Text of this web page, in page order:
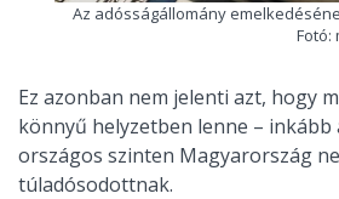
Az adósságállomány
Fotó:
Ez azonban nem jelenti azt, hogy
könnyű helyzetben lenne –
országos szinten Magyarország
túladósodottnak.